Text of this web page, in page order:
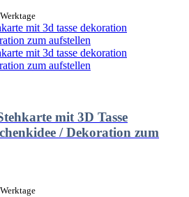
mit 3D Tasse
/ Dekoration zum